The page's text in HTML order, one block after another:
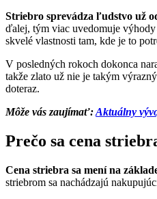
Striebro sprevádza ľudstvo už
ďalej, tým viac uvedomuje
skvelé vlastnosti tam, kde je to
V posledných rokoch dokonca
takže zlato už nie je takým
doteraz.
Môže vás zaujímať:Aktuálny
Prečo sa cena
Cena striebra sa mení na
striebrom sa nachádzajú